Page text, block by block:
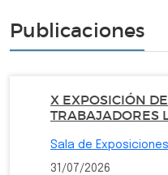
Publicaciones
X EXPOSICIÓN
TRABAJADORES
Sala de
31/07/2026